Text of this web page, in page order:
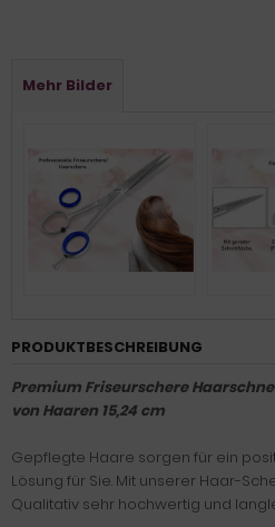
Mehr Bilder
PRODUKTBESCHREIBUNG
Premium Friseurschere
von Haaren 15,24 cm
Gepflegte Haare sorgen für ein
Lösung für Sie. Mit unserer Haar-
Qualitativ sehr hochwertig und